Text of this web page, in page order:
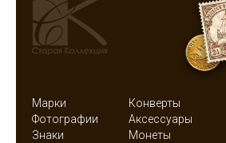
Марки Конверты
Фотографии
Аксессуары
Знаки
Монеты